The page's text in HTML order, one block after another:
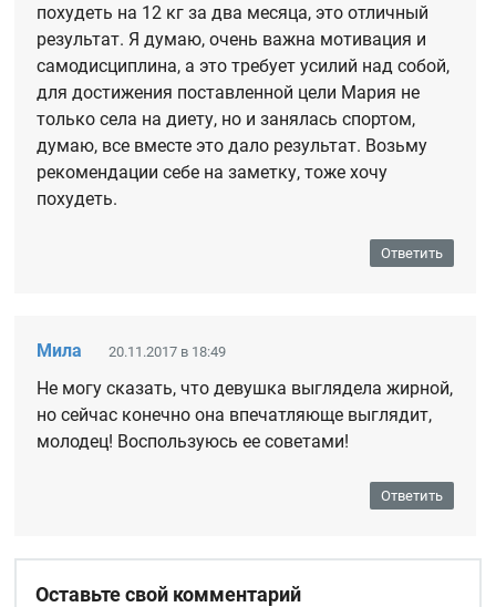
похудеть на 12 кг за два месяца, это отличный
результат. Я думаю, очень важна мотивация и
самодисциплина, а это требует усилий над собой,
для достижения поставленной цели Мария не
только села на диету, но и занялась спортом,
думаю, все вместе это дало результат. Возьму
рекомендации себе на заметку, тоже хочу
похудеть.
Ответить
Мила 20.11.2017 в 18:49
Не могу сказать, что девушка выглядела жирной,
но сейчас конечно она впечатляюще выглядит,
молодец! Воспользуюсь ее советами!
Ответить
Оставьте свой комментарий